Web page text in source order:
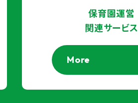
保育園運営
関連サービス
More